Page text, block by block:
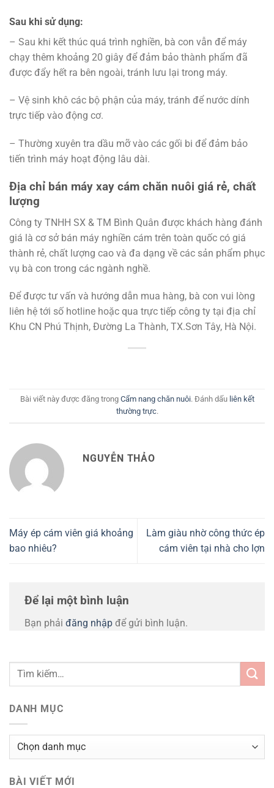
Sau khi sử dụng:
– Sau khi kết thúc quá trình nghiền, bà con vẫn để máy
chạy thêm khoảng 20 giây để đảm bảo thành phẩm đã
được đẩy hết ra bên ngoài, tránh lưu lại trong máy.
– Vệ sinh khô các bộ phận của máy, tránh để nước dính
trực tiếp vào động cơ.
– Thường xuyên tra dầu mỡ vào các gối bi để đảm bảo
tiến trình máy hoạt động lâu dài.
Địa chỉ bán máy xay cám chăn nuôi giá rẻ, chất
lượng
Công ty TNHH SX & TM Bình Quân được khách hàng đánh
giá là cơ sở bán máy nghiền cám trên toàn quốc có giá
thành rẻ, chất lượng cao và đa dạng về các sản phẩm phục
vụ bà con trong các ngành nghề.
Để được tư vấn và hướng dẫn mua hàng, bà con vui lòng
liên hệ tới số hotline hoặc qua trực tiếp công ty tại địa chỉ
Khu CN Phú Thịnh, Đường La Thành, TX.Sơn Tây, Hà Nội.
Bài viết này được đăng trong Cẩm nang chăn nuôi. Đánh dấu liên kết
thường trực.
NGUYỄN THẢO
Máy ép cám viên giá khoảng
bao nhiêu?
Làm giàu nhờ công thức ép
cám viên tại nhà cho lợn
Để lại một bình luận
Bạn phải đăng nhập để gửi bình luận.
DANH MỤC
Danh
BÀI VIẾT MỚI